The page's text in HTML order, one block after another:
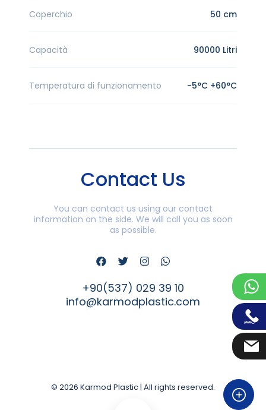
Coperchio 50 cm
Capacità 90000 Litri
Temperatura di funzionamento -5°C +60°C
Contact Us
You can contact us using our contact
information on the side. We will call you as soon
as possible.
+90(537) 029 39 10
info@karmodplastic.com
© 2026 Karmod Plastic | All rights reserved.